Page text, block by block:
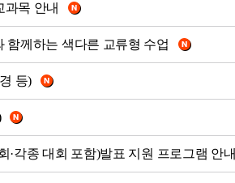
과목 안내
함께하는 색다른 교류형 수업
등)
·각종 대회 포함)발표 지원 프로그램 안내